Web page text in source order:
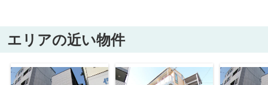
エリアの近い物件